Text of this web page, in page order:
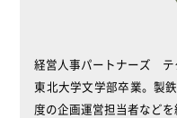
経営人事パートナーズ テ
東北大学文学部卒業。製
度の企画運営担当者などを